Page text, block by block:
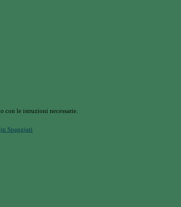
con le istruzioni necessarie.
Spaggiari